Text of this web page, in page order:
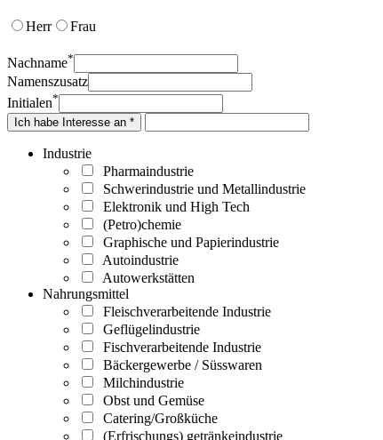
Herr Frau
Nachname*
Namenszusatz
Initialen*
Ich habe Interesse an *
Industrie
Pharmaindustrie
Schwerindustrie und Metallindustrie
Elektronik und High Tech
(Petro)chemie
Graphische und Papierindustrie
Autoindustrie
Autowerkstätten
Nahrungsmittel
Fleischverarbeitende Industrie
Geflügelindustrie
Fischverarbeitende Industrie
Bäckergewerbe / Süsswaren
Milchindustrie
Obst und Gemüse
Catering/Großküche
(Erfrischungs) getränkeindustrie